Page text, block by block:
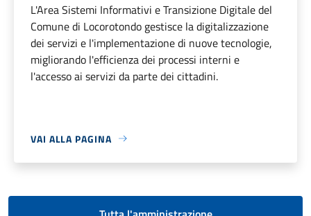
L'Area Sistemi Informativi e Transizione Digitale del
Comune di Locorotondo gestisce la digitalizzazione
dei servizi e l'implementazione di nuove tecnologie,
migliorando l'efficienza dei processi interni e
l'accesso ai servizi da parte dei cittadini.
VAI ALLA PAGINA